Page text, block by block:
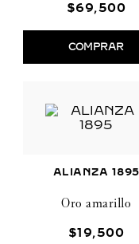
$69,500
COMPRAR
ALIANZA 1895
Oro amarillo
$19,500